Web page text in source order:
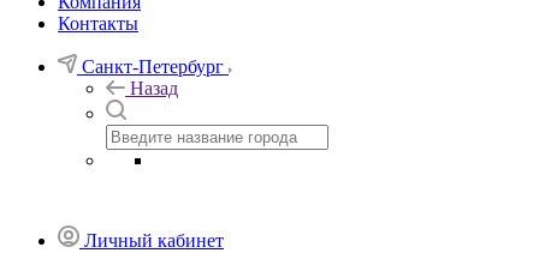
Контакты
Санкт-Петербург
Назад
Личный кабинет